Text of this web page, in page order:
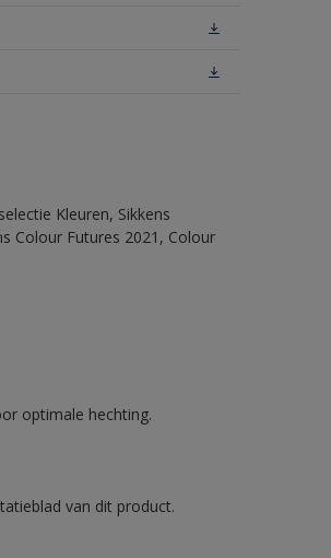
Kleuren, Sikkens
Colour Futures 2021, Colour
optimale hechting.
van dit product.